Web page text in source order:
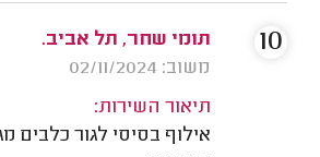
תומי שחר, תל אביב.
משוב: 02/11/2024
תיאור השירות:
אילוף בסיסי לגור כלבים
10